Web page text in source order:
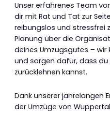
Unser erfahrenes Team
dir mit Rat und Tat zur
reibungslos und stressfrei
Planung über die
deines Umzugsgutes – wir
und sorgen dafür, dass
zurücklehnen kannst.
Dank unserer jahrelangen
der Umzüge von